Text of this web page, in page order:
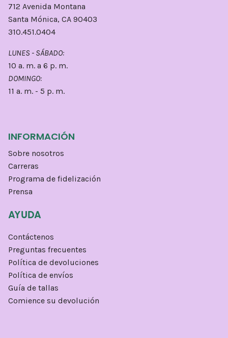
712 Avenida Montana
Santa Mónica, CA 90403
310.451.0404
LUNES - SÁBADO:
10 a. m. a 6 p. m.
DOMINGO:
11 a. m. - 5 p. m.
INFORMACIÓN
Sobre nosotros
Carreras
Programa de fidelización
Prensa
AYUDA
Contáctenos
Preguntas frecuentes
Política de devoluciones
Política de envíos
Guía de tallas
Comience su devolución